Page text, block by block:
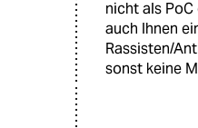
nicht als
auch Ihnen
Rassisten/
sonst keine